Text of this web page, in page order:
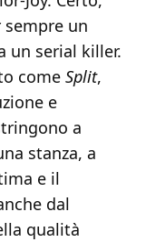
un
un serial killer.
come Split,
e
a
stanza, a
e il
dal
qualità